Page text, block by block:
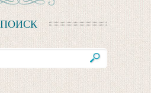
ПОИСК